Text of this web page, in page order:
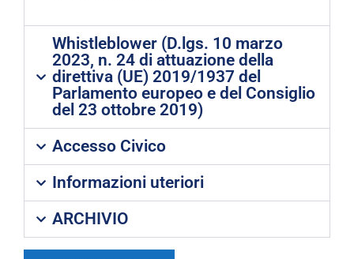
Whistleblower (D.lgs. 10 marzo
2023, n. 24 di attuazione della
direttiva (UE) 2019/1937 del
Parlamento europeo e del Consiglio
del 23 ottobre 2019)
Accesso Civico
Informazioni uteriori
ARCHIVIO